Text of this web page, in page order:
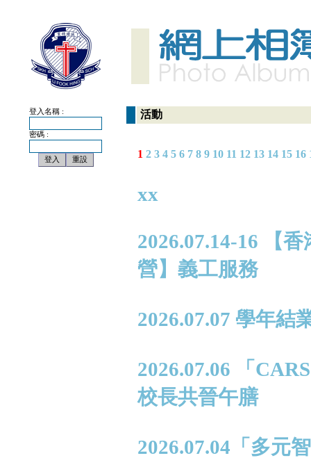
登入名稱 :
密碼 :
活動
1 2 3 4 5 6 7 8 9 10 11 12 13 14 15 16
xx
2026.07.14-16 【
營】義工服務
2026.07.07 學年結
2026.07.06 「
校長共晉午膳
2026.07.04「多元